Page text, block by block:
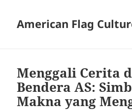
American Flag
Menggali Cerita
Bendera AS:
Makna yang